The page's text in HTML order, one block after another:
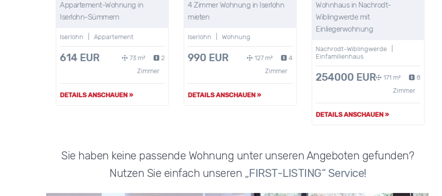
Appartement-Wohnung in
Iserlohn-Sümmern
Iserlohn | Appartement
614 EUR 73 m²
2
Zimmer
DETAILS ANSCHAUEN »
4 Zimmer Wohnung in Iserlohn
mieten
Iserlohn | Wohnung
990 EUR 127 m²
4
Zimmer
DETAILS ANSCHAUEN »
Wohnhaus in Nachrodt-
Wiblingwerde mit
Einliegerwohnung
Nachrodt-Wiblingwerde |
Einfamilienhaus
254000 EUR 171 m²
8
Zimmer
DETAILS ANSCHAUEN »
Sie haben keine passende Wohnung unter unseren Angeboten gefunden?
Nutzen Sie einfach unseren „FIRST-LISTING“ Service!